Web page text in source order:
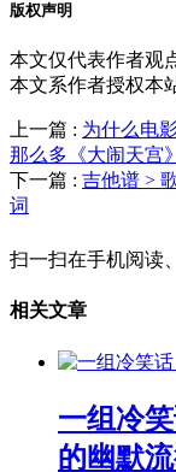
版权声明
本文仅代表作者观
本文系作者授权本
上一篇 : 为什么电
那么多《大闹天宫
下一篇 : 吉他谱 >
词
扫一扫在手机阅读
相关文章
一组冷
的幽默